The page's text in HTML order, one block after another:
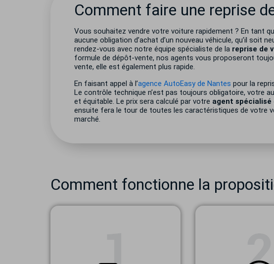
Comment faire une reprise
Vous souhaitez vendre votre voiture rapidement ? En tant
aucune obligation d’achat d’un nouveau véhicule, qu’il soit
rendez-vous avec notre équipe spécialiste de la reprise de
formule de dépôt-vente, nos agents vous proposeront
vente, elle est également plus rapide.
En faisant appel à l’agence AutoEasy de Nantes pour la
Le contrôle technique n’est pas toujours obligatoire, votre
et équitable. Le prix sera calculé par votre agent spécialisé
ensuite fera le tour de toutes les caractéristiques de votre
marché.
Comment fonctionne la